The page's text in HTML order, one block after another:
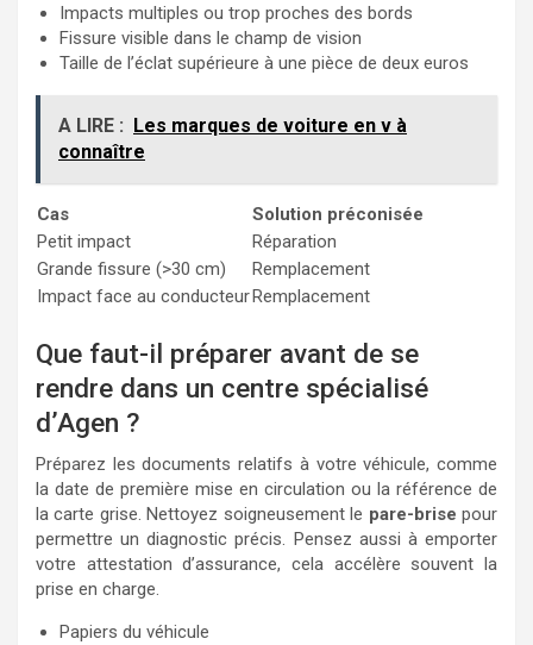
Impacts multiples ou trop proches des bords
Fissure visible dans le champ de vision
Taille de l’éclat supérieure à une pièce de deux euros
A LIRE : Les marques de voiture en v à
connaître
Cas
Solution préconisée
Petit impact
Réparation
Grande fissure (>30 cm)
Remplacement
Impact face au conducteurRemplacement
Que faut-il préparer avant de se
rendre dans un centre spécialisé
d’Agen ?
Préparez les documents relatifs à votre véhicule, comme
la date de première mise en circulation ou la référence de
la carte grise. Nettoyez soigneusement le pare-brise pour
permettre un diagnostic précis. Pensez aussi à emporter
votre attestation d’assurance, cela accélère souvent la
prise en charge.
Papiers du véhicule